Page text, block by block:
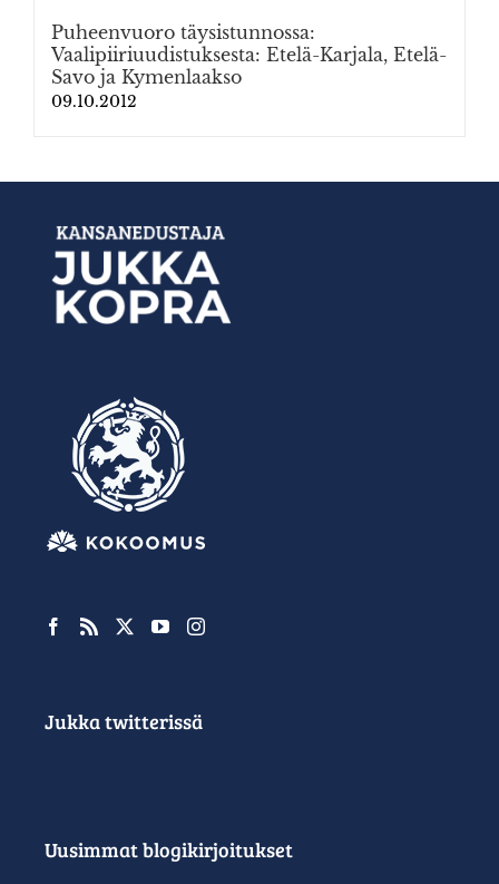
Puheenvuoro täysistunnossa:
Vaalipiiriuudistuksesta: Etelä-Karjala, Etelä-
Savo ja Kymenlaakso
09.10.2012
Jukka twitterissä
Uusimmat blogikirjoitukset